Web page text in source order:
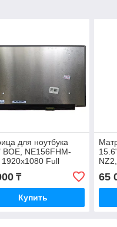
для ноутбука
BOE, NE156FHM-
1920x1080 Full
Hz, LED новая с
₸
Купить
mm
65